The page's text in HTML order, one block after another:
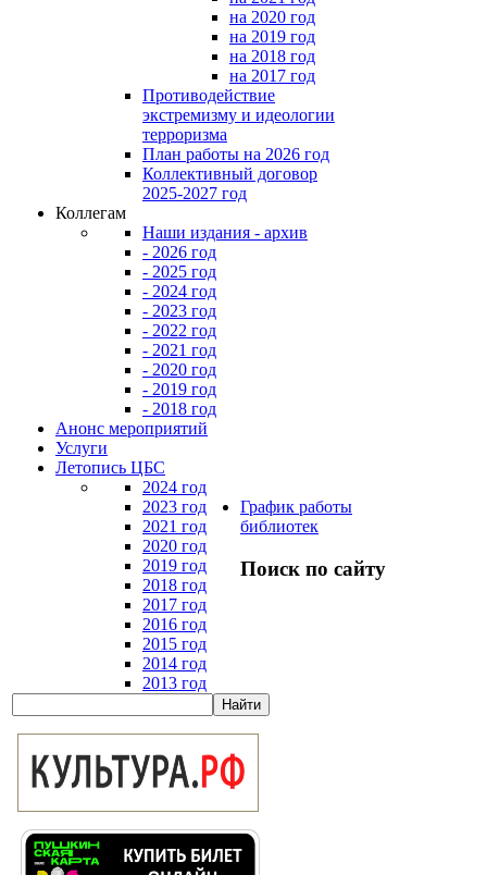
на 2020 год
на 2019 год
на 2018 год
на 2017 год
Противодействие
экстремизму и идеологии
терроризма
План работы на 2026 год
Коллективный договор
2025-2027 год
Коллегам
Наши издания - архив
- 2026 год
- 2025 год
- 2024 год
- 2023 год
- 2022 год
- 2021 год
- 2020 год
- 2019 год
- 2018 год
Анонс мероприятий
Услуги
Летопись ЦБС
2024 год
2023 год
2021 год
2020 год
2019 год
2018 год
2017 год
2016 год
2015 год
2014 год
2013 год
График работы
библиотек
Поиск по сайту